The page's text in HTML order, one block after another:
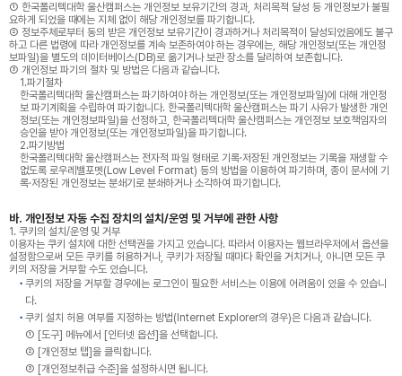
① 한국폴리텍대학 울산캠퍼스는 개인정보 보유기간의 경과, 처리목적 달성 등 개인정보가 불필
요하게 되었을 때에는 지체 없이 해당 개인정보를 파기합니다.
② 정보주체로부터 동의 받은 개인정보 보유기간이 경과하거나 처리목적이 달성되었음에도 불구
하고 다른 법령에 따라 개인정보를 계속 보존하여야 하는 경우에는, 해당 개인정보(또는 개인정
보파일)을 별도의 데이터베이스(DB)로 옮기거나 보관 장소를 달리하여 보존합니다.
③ 개인정보 파기의 절차 및 방법은 다음과 같습니다.
1.파기절차
한국폴리텍대학 울산캠퍼스는 파기하여야 하는 개인정보(또는 개인정보파일)에 대해 개인정
보 파기계획을 수립하여 파기합니다. 한국폴리텍대학 울산캠퍼스는 파기 사유가 발생한 개인
정보(또는 개인정보파일)을 선정하고, 한국폴리텍대학 울산캠퍼스는 개인정보 보호책임자의
승인을 받아 개인정보(또는 개인정보파일)을 파기합니다.
2.파기방법
한국폴리텍대학 울산캠퍼스는 전자적 파일 형태로 기록·저장된 개인정보는 기록을 재생할 수
없도록 로우레밸포멧(Low Level Format) 등의 방법을 이용하여 파기하며, 종이 문서에 기
록·저장된 개인정보는 분쇄기로 분쇄하거나 소각하여 파기합니다.
바. 개인정보 자동 수집 장치의 설치/운영 및 거부에 관한 사항
1. 쿠키의 설치/운영 및 거부
이용자는 쿠키 설치에 대한 선택권을 가지고 있습니다. 따라서 이용자는 웹브라우저에서 옵션을
설정함으로써 모든 쿠키를 허용하거나, 쿠키가 저장될 때마다 확인을 거치거나, 아니면 모든 쿠
키의 저장을 거부할 수도 있습니다.
쿠키의 저장을 거부할 경우에는 로그인이 필요한 서비스는 이용에 어려움이 있을 수 있습니
다.
쿠키 설치 허용 여부를 지정하는 방법(Internet Explorer의 경우)은 다음과 같습니다.
① [도구] 메뉴에서 [인터넷 옵션]을 선택합니다.
② [개인정보 탭]을 클릭합니다.
③ [개인정보취급 수준]을 설정하시면 됩니다.